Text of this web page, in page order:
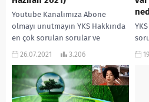
Youtube Kanalımıza Abone
olmayı unutmayın YKS Hakkında
en çok sorulan sorular ve
cevapları ! ”
adresinden daha çok...
26.07.2021 3.206